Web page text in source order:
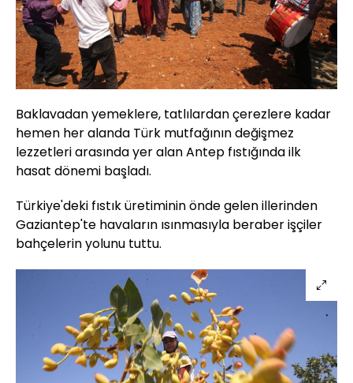
Baklavadan yemeklere, tatlılardan çerezlere kadar
hemen her alanda Türk mutfağının değişmez
lezzetleri arasında yer alan Antep fıstığında ilk
hasat dönemi başladı.
Türkiye'deki fıstık üretiminin önde gelen illerinden
Gaziantep'te havaların ısınmasıyla beraber işçiler
bahçelerin yolunu tuttu.